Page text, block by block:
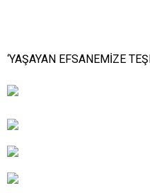
‘YAŞAYAN EFSANEMİZE